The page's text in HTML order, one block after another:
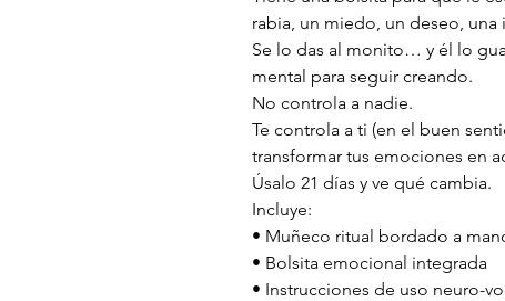
rabia, un miedo, un deseo, una
Se lo das al monito… y él lo
mental para seguir creando.
No controla a nadie.
Te controla a ti (en el buen
transformar tus emociones en
Úsalo 21 días y ve qué cambia.
Incluye:
• Muñeco ritual bordado a
• Bolsita emocional integrada
• Instrucciones de uso neuro-